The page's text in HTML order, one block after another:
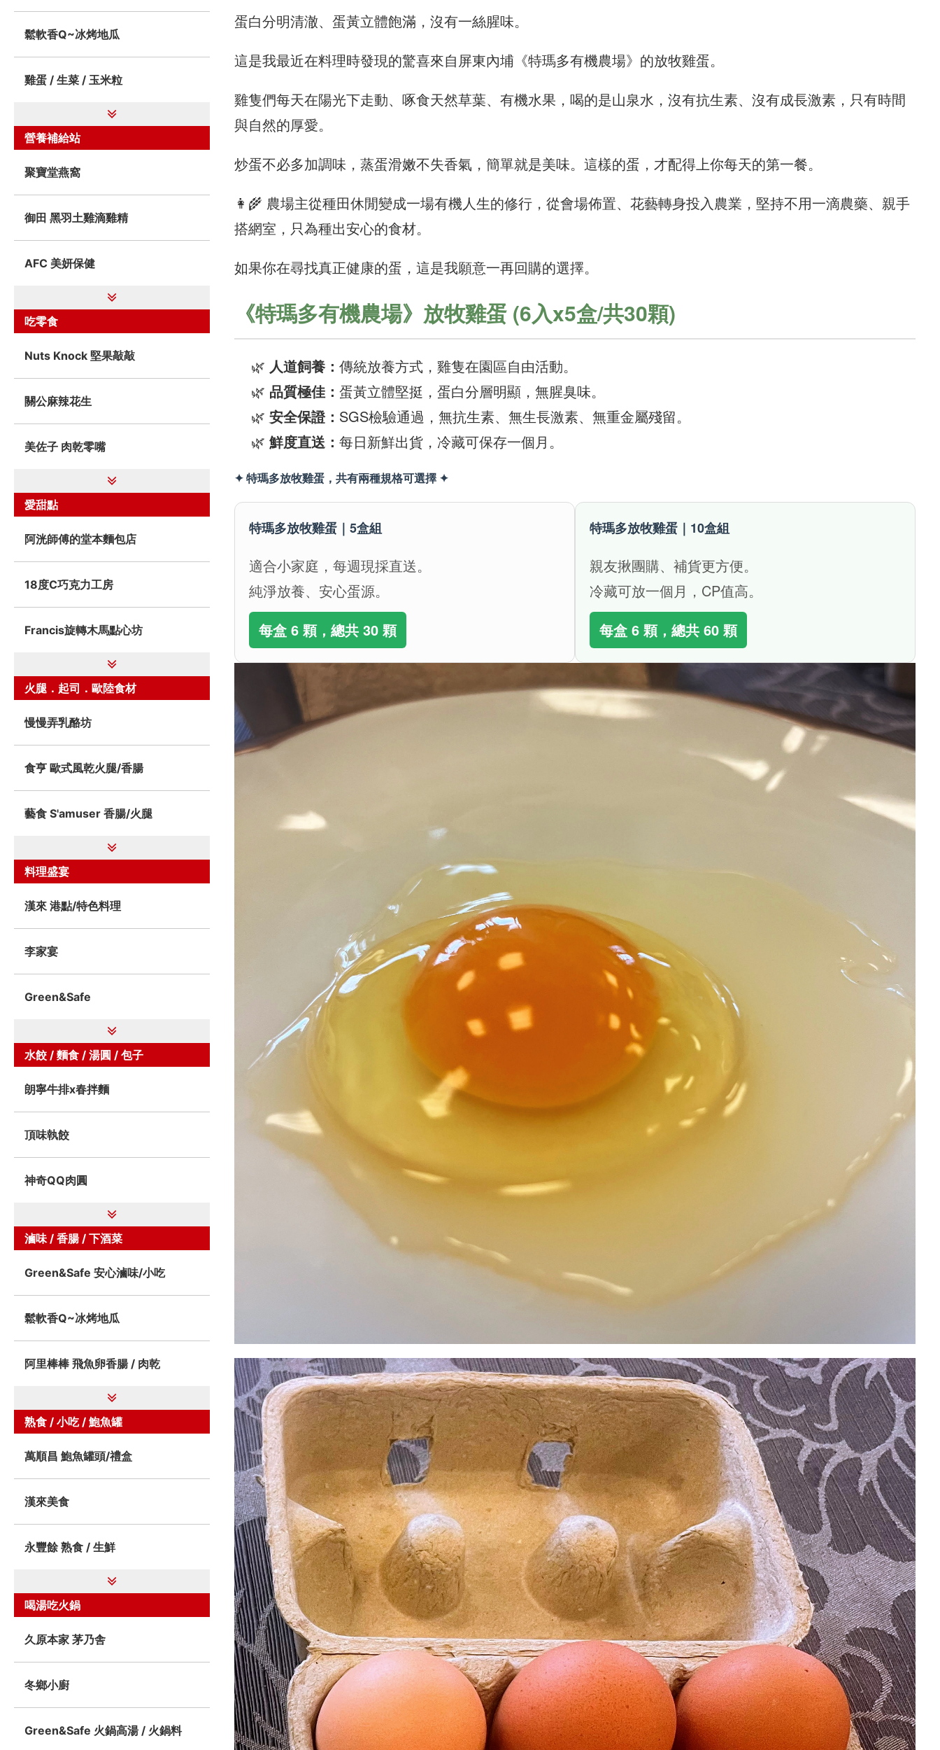
蛋白分明清澈、蛋黃立體飽滿，沒有一絲腥味。
這是我最近在料理時發現的驚喜來自屏東內埔《特瑪多有機農場》的放牧雞蛋。
雞隻們每天在陽光下走動、啄食天然草葉、有機水果，喝的是山泉水，沒有抗生素、沒有成長激素，只有時間
與自然的厚愛。
炒蛋不必多加調味，蒸蛋滑嫩不失香氣，簡單就是美味。這樣的蛋，才配得上你每天的第一餐。
👩‍🌾 農場主從種田休閒變成一場有機人生的修行，從會場佈置、花藝轉身投入農業，堅持不用一滴農藥、親手
搭網室，只為種出安心的食材。
如果你在尋找真正健康的蛋，這是我願意一再回購的選擇。
《特瑪多有機農場》放牧雞蛋 (6入x5盒/共30顆)
人道飼養： 傳統放養方式，雞隻在園區自由活動。
品質極佳： 蛋黃立體堅挺，蛋白分層明顯，無腥臭味。
安全保證： SGS檢驗通過，無抗生素、無生長激素、無重金屬殘留。
鮮度直送： 每日新鮮出貨，冷藏可保存一個月。
✦ 特瑪多放牧雞蛋，共有兩種規格可選擇 ✦
特瑪多放牧雞蛋｜5盒組
適合小家庭，每週現採直送。
純淨放養、安心蛋源。
每盒 6 顆，總共 30 顆
特瑪多放牧雞蛋｜10盒組
親友揪團購、補貨更方便。
冷藏可放一個月，CP值高。
每盒 6 顆，總共 60 顆
鬆軟香Q~冰烤地瓜
雞蛋 / 生菜 / 玉米粒
營養補給站
聚寶堂燕窩
御田 黑羽土雞滴雞精
AFC 美妍保健
吃零食
Nuts Knock 堅果敲敲
關公麻辣花生
美佐子 肉乾零嘴
愛甜點
阿洸師傅的堂本麵包店
18度C巧克力工房
Francis旋轉木馬點心坊
火腿．起司．歐陸食材
慢慢弄乳酪坊
食亨 歐式風乾火腿/香腸
藝食 S'amuser 香腸/火腿
料理盛宴
漢來 港點/特色料理
李家宴
Green&Safe
水餃 / 麵食 / 湯圓 / 包子
朗寧牛排x春拌麵
頂味執餃
神奇QQ肉圓
滷味 / 香腸 / 下酒菜
Green&Safe 安心滷味/小吃
鬆軟香Q~冰烤地瓜
阿里棒棒 飛魚卵香腸 / 肉乾
熟食 / 小吃 / 鮑魚罐
萬順昌 鮑魚罐頭/禮盒
漢來美食
永豐餘 熟食 / 生鮮
喝湯吃火鍋
久原本家 茅乃舎
冬鄉小廚
Green&Safe 火鍋高湯 / 火鍋料